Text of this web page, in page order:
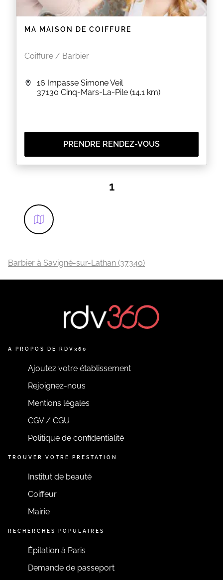
MA MAISON DE COIFFURE
Coiffure / Barbier
16 Impasse Simone Veil
37130 Cinq-Mars-La-Pile (14.1 km)
PRENDRE RENDEZ-VOUS
1
Barbier à Savigné-sur-Lathan (37340)
A PROPOS DE RDV360
Ajoutez votre établissement
Rejoignez-nous
Mentions légales
CGV / CGU
Politique de confidentialité
TROUVER VOTRE PRESTATION
Institut de beauté
Coiffeur
Mairie
RECHERCHES POPULAIRES
Épilation à Paris
Demande de passeport